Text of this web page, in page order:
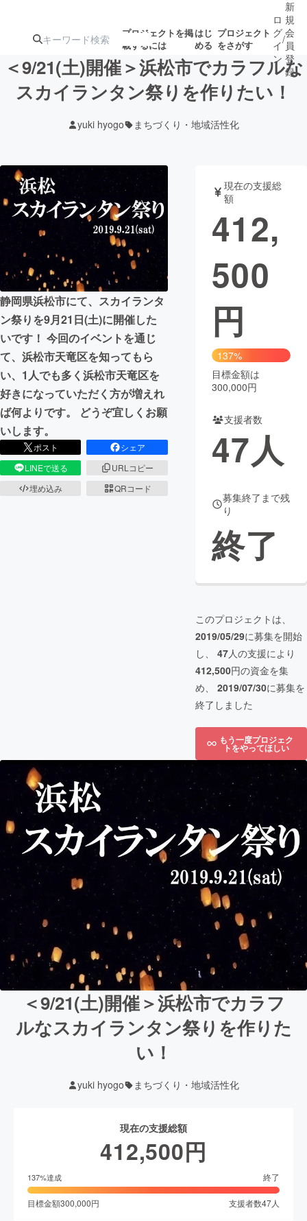
プロジェクトを掲
載するには
はじ
める
プロジェクト
をさがす
ターン
ジェクト
募集終了が近いプ
ロジェクト
アート・写真 音楽
テクノロジー・ガジェット ゲーム・サ
映像・映画
ビジネス・起業
まちづくり・地域活性化
CAMPFIRE for Social Good
CAMPFIRE Creation
CAMPFIREふるさと納税machi-ya コミュニティ
ロ
グ
イ
ン
/
新
規
会
員
登
録
＜9/21(土)開催＞浜松市でカラフルな
スカイランタン祭りを作りたい！
yuki hyogo まちづくり・地域活性化
静岡県浜松市にて、スカイランタ
ン祭りを9月21日(土)に開催した
いです！ 今回のイベントを通じ
て、浜松市天竜区を知ってもら
い、1人でも多く浜松市天竜区を
好きになっていただく方が増えれ
ば何よりです。 どうぞ宜しくお願
いします。
ポスト
シェア
LINEで送る
URLコピー
埋め込み
QRコード
現在の支援総
額
412,
500
円
137%
目標金額は
300,000円
支援者数
47人
募集終了まで残
り
終了
このプロジェクトは、
2019/05/29に募集を開始
し、 47人の支援により
412,500円の資金を集
め、 2019/07/30に募集を
終了しました
もう一度プロジェク
トをやってほしい
＜9/21(土)開催＞浜松市でカラフ
ルなスカイランタン祭りを作りた
い！
yuki hyogo まちづくり・地域活性化
現在の支援総額
412,500円
137%達成 終了
目標金額300,000円 支援者数47人